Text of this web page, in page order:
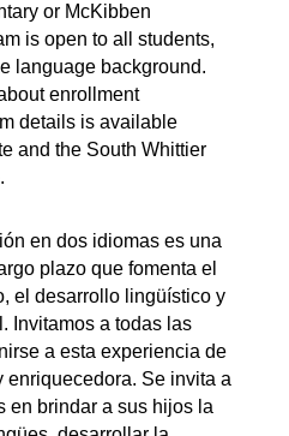
or McKibben
is open to all students,
language background.
enrollment
details is available
and the South Whittier
en dos idiomas es una
plazo que fomenta el
el desarrollo lingüístico y
Invitamos a todas las
a esta experiencia de
enriquecedora. Se invita a
en brindar a sus hijos la